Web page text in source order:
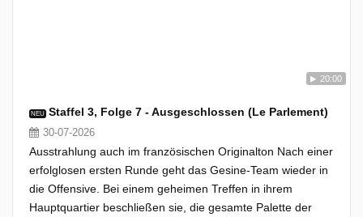
20:00
NEU Staffel 3, Folge 7 - Ausgeschlossen (Le Parlement)
30-07-2026
Ausstrahlung auch im französischen Originalton Nach einer
erfolglosen ersten Runde geht das Gesine-Team wieder in
die Offensive. Bei einem geheimen Treffen in ihrem
Hauptquartier beschließen sie, die gesamte Palette der